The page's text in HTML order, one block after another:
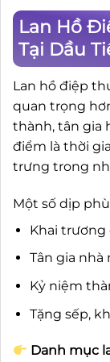
Lan Hồ
Tại Dầu
Lan hồ điệp
quan trọng
thành, tân gia
điểm là thời
trưng trong
Một số dịp
Khai trương
Tân gia
Kỷ niệm
Tặng sếp,
Danh mục